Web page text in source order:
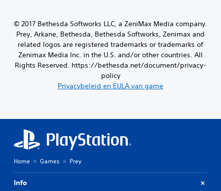
© 2017 Bethesda Softworks LLC, a ZeniMax Media company.
Prey, Arkane, Bethesda, Bethesda Softworks, Zenimax and
related logos are registered trademarks or trademarks of
Zenimax Media Inc. in the U.S. and/or other countries. All
Rights Reserved. https://bethesda.net/document/privacy-
policy
Privacybeleid en EULA van game
Home Games Prey
Info